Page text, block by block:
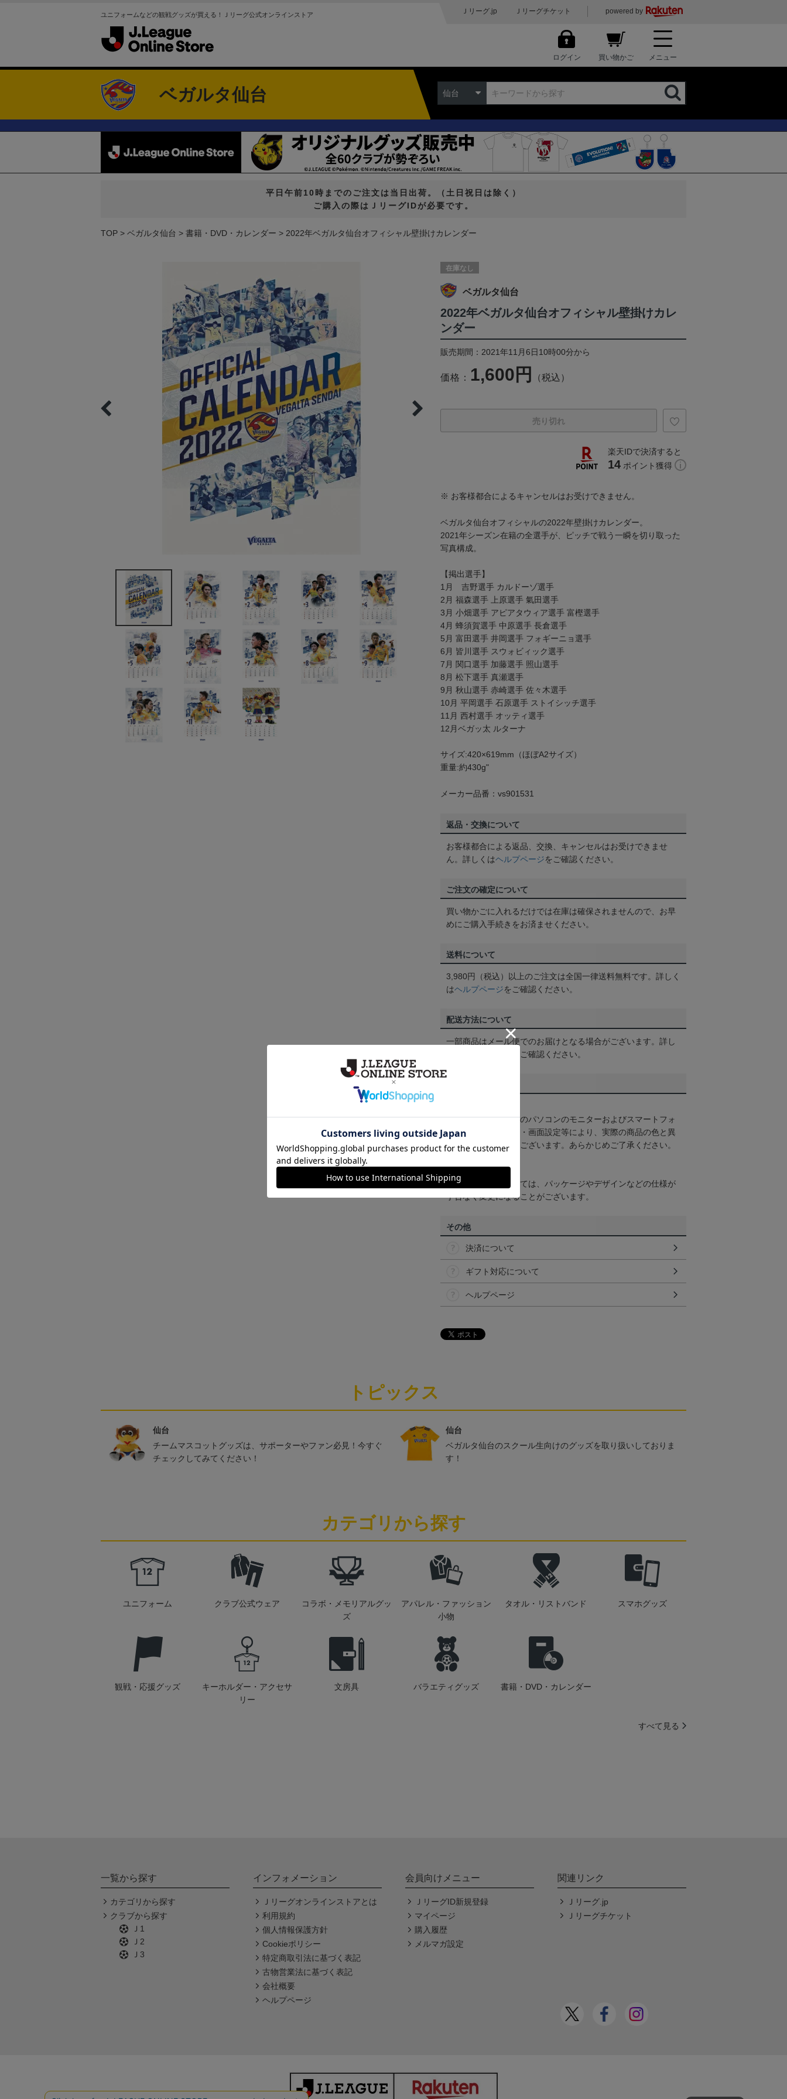
ユニフォームなどの観戦グッズが買える！Ｊリーグ公式オンラインストア Ｊリーグ.jp Ｊリーグチケット powered by
ログイン 買い物かご メニュー
ベガルタ仙台 仙台
平日午前10時までのご注文は当日出荷。（土日祝日は除く）
ご購入の際はＪリーグIDが必要です。
TOP ベガルタ仙台 書籍・DVD・カレンダー 2022年ベガルタ仙台オフィシャル壁掛けカレンダー
在庫なし
ベガルタ仙台
2022年ベガルタ仙台オフィシャル壁掛けカレ
ンダー
販売期間：2021年11月6日10時00分から
価格： 1,600円 （税込）
売り切れ
楽天IDで決済すると
14 ポイント獲得
※ お客様都合によるキャンセルはお受けできません。
ベガルタ仙台オフィシャルの2022年壁掛けカレンダー。
2021年シーズン在籍の全選手が、ピッチで戦う一瞬を切り取った
写真構成。
【掲出選手】
1月 吉野選手 カルドーゾ選手
2月 福森選手 上原選手 氣田選手
3月 小畑選手 アピアタウィア選手 富樫選手
4月 蜂須賀選手 中原選手 長倉選手
5月 富田選手 井岡選手 フォギーニョ選手
6月 皆川選手 スウォビィック選手
7月 関口選手 加藤選手 照山選手
8月 松下選手 真瀬選手
9月 秋山選手 赤崎選手 佐々木選手
10月 平岡選手 石原選手 ストイシッチ選手
11月 西村選手 オッティ選手
12月ベガッ太 ルターナ
サイズ:420×619mm（ほぼA2サイズ）
重量:約430g"
メーカー品番：vs901531
返品・交換について
お客様都合による返品、交換、キャンセルはお受けできませ
ん。詳しくはヘルプページをご確認ください。
ご注文の確定について
買い物かごに入れるだけでは在庫は確保されませんので、お早
めにご購入手続きをお済ませください。
送料について
3,980円（税込）以上のご注文は全国一律送料無料です。詳しく
はヘルプページをご確認ください。
配送方法について
一部商品はメール便でのお届けとなる場合がございます。詳し
をご確認ください。
商品画像は、お使いのパソコンのモニターおよびスマートフォ
ンのメーカー・機種・画面設定等により、実際の商品の色と異
なって見える場合がございます。あらかじめご了承ください。
【仕様について】
取り扱い商品によっては、パッケージやデザインなどの仕様が
予告なく変更になることがございます。
その他
決済について
ギフト対応について
ヘルプページ
トピックス
仙台
チームマスコットグッズは、サポーターやファン必見！今すぐ
チェックしてみてください！
仙台
ベガルタ仙台のスクール生向けのグッズを取り扱いしておりま
す！
カテゴリから探す
ユニフォーム クラブ公式ウェア
コラボ・メモリアルグッ
ズ
アパレル・ファッション
小物
タオル・リストバンド スマホグッズ
観戦・応援グッズ
キーホルダー・アクセサ
リー
文房具 バラエティグッズ 書籍・DVD・カレンダー
すべて見る
一覧から探す
カテゴリから探す
クラブから探す
Ｊ1
Ｊ2
Ｊ3
インフォメーション
Ｊリーグオンラインストアとは
利用規約
個人情報保護方針
Cookieポリシー
特定商取引法に基づく表記
古物営業法に基づく表記
会社概要
ヘルプページ
会員向けメニュー
ＪリーグID新規登録
マイページ
購入履歴
メルマガ設定
関連リンク
Ｊリーグ.jp
Ｊリーグチケット